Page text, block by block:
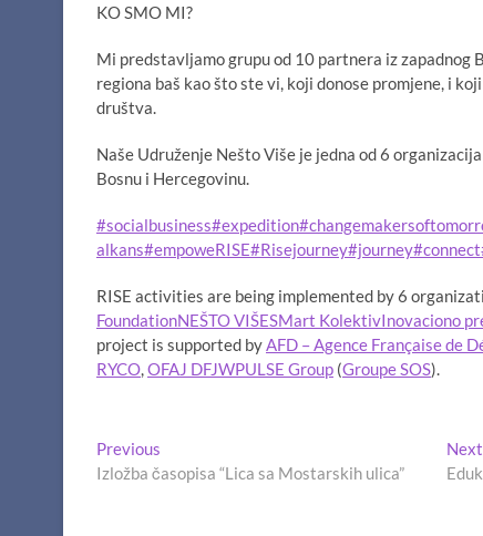
KO SMO MI?
Mi predstavljamo grupu od 10 partnera iz zapadnog
regiona baš kao što ste vi, koji donose promjene, i
društva.
Naše Udruženje Nešto Više je jedna od 6
Bosnu i Hercegovinu.
#socialbusiness#expedition
alkans#empoweRISE#Risejourney#journey#connect
RISE activities are being implemented by 6
FoundationNEŠTO VIŠESMart KolektivInovaciono
project is supported byAFD – Agence Française de
RYCO,OFAJ DFJWPULSE Group (Groupe SOS).
Navigacija
članaka
Previous
post:
Izložba časopisa “Lica sa Mostarskih ulica”
Next